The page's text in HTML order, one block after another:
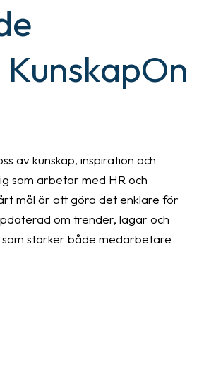
av kunskap, inspiration och
som arbetar med HR och
mål är att göra det enklare för
om trender, lagar och
stärker både medarbetare